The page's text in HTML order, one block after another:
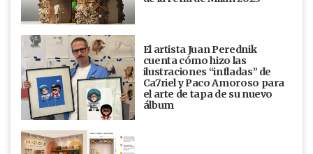
El artista Juan Perednik
cuenta cómo hizo las
ilustraciones “infladas” de
Ca7riel y Paco Amoroso para
el arte de tapa de su nuevo
álbum